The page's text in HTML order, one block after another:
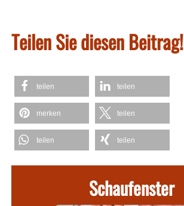
Teilen Sie diesen Beitrag!
teilen teilen
merken teilen
teilen teilen
Schaufenster